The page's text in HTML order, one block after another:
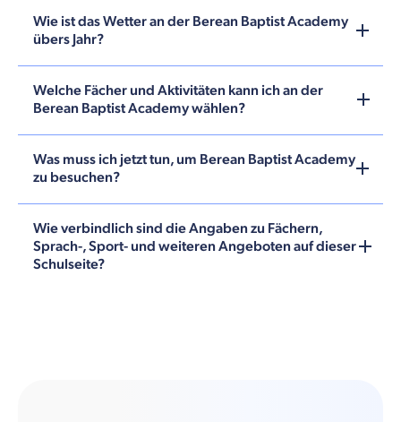
Wie ist das Wetter an der Berean Baptist Academy
übers Jahr?
Welche Fächer und Aktivitäten kann ich an der
Berean Baptist Academy wählen?
Was muss ich jetzt tun, um Berean Baptist Academy
zu besuchen?
Wie verbindlich sind die Angaben zu Fächern,
Sprach-, Sport- und weiteren Angeboten auf dieser
Schulseite?